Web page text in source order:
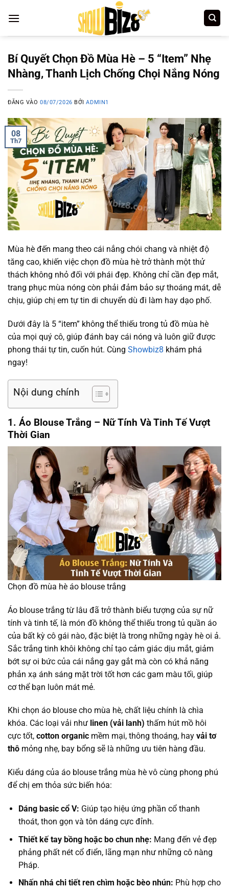
qua
Bí Quyết Chọn Đồ Mùa Hè – 5 “Item” Nhẹ
Nhàng, Thanh Lịch Chống Chọi Nắng Nóng
ĐĂNG VÀO08/07/2026 BỞIADMIN1
08
Th7
Mùa hè đến mang theo cái nắng chói chang và nhiệt độ
tăng cao, khiến việc chọn đồ mùa hè trở thành một thử
thách không nhỏ đối với phái đẹp. Không chỉ cần đẹp mắt,
trang phục mùa nóng còn phải đảm bảo sự thoáng mát, dễ
chịu, giúp chị em tự tin di chuyển dù đi làm hay dạo phố.
Dưới đây là 5 “item” không thể thiếu trong tủ đồ mùa hè
của mọi quý cô, giúp đánh bay cái nóng và luôn giữ được
phong thái tự tin, cuốn hút. Cùng Showbiz8 khám phá
ngay!
Nội dung chính
1. Áo Blouse Trắng – Nữ Tính Và Tinh Tế Vượt
Thời Gian
Chọn đồ mùa hè áo blouse trắng
Áo blouse trắng từ lâu đã trở thành biểu tượng của sự nữ
tính và tinh tế, là món đồ không thể thiếu trong tủ quần áo
của bất kỳ cô gái nào, đặc biệt là trong những ngày hè oi ả.
Sắc trắng tinh khôi không chỉ tạo cảm giác dịu mắt, giảm
bớt sự oi bức của cái nắng gay gắt mà còn có khả năng
phản xạ ánh sáng mặt trời tốt hơn các gam màu tối, giúp
cơ thể bạn luôn mát mẻ.
Khi chọn áo blouse cho mùa hè, chất liệu chính là chìa
khóa. Các loại vải như linen (vải lanh) thấm hút mồ hôi
cực tốt, cotton organic mềm mại, thông thoáng, hay vải tơ
thô mỏng nhẹ, bay bổng sẽ là những ưu tiên hàng đầu.
Kiểu dáng của áo blouse trắng mùa hè vô cùng phong phú
để chị em thỏa sức biến hóa:
Dáng basic cổ V: Giúp tạo hiệu ứng phần cổ thanh
thoát, thon gọn và tôn dáng cực đỉnh.
Thiết kế tay bồng hoặc bo chun nhẹ: Mang đến vẻ đẹp
phảng phất nét cổ điển, lãng mạn như những cô nàng
Pháp.
Nhấn nhá chi tiết ren chìm hoặc bèo nhún: Phù hợp cho